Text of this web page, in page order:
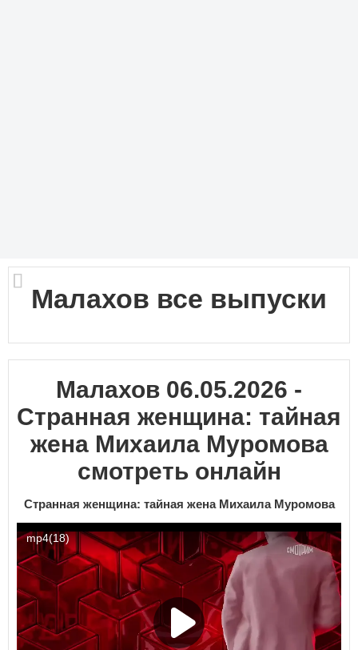
Малахов все выпуски
Малахов 06.05.2026 -
Странная женщина: тайная
жена Михаила Муромова
смотреть онлайн
Странная женщина: тайная жена Михаила Муромова